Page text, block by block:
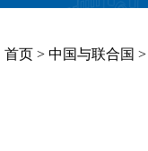
首页 > 中国与联合国 >